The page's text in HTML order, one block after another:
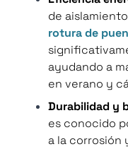
de
rotura de
ayudando a
en verano y
Durabilidad y
es conocido
a la corrosión